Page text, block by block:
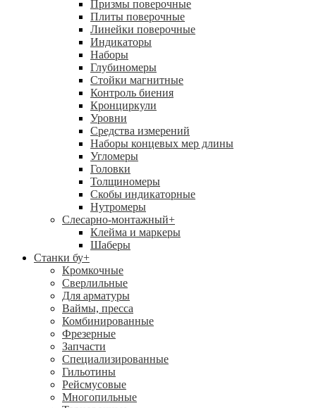
Призмы поверочные
Плиты поверочные
Линейки поверочные
Индикаторы
Наборы
Глубиномеры
Стойки магнитные
Контроль биения
Кронциркули
Уровни
Средства измерений
Наборы концевых мер длины
Угломеры
Головки
Толщиномеры
Скобы индикаторные
Нутромеры
Слесарно-монтажный+
Клейма и маркеры
Шаберы
Станки бу+
Кромкочные
Сверлильные
Для арматуры
Ваймы, пресса
Комбинированные
Фрезерные
Запчасти
Специализированные
Гильотины
Рейсмусовые
Многопильные